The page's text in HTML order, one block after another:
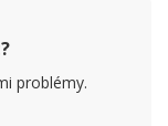
problémy.